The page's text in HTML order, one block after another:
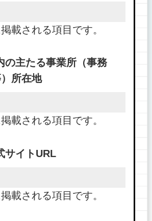
載される項目です。
の主たる事業所（事務
所在地
載される項目です。
サイトURL
載される項目です。